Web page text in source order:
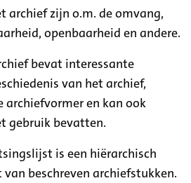
archief zijn o.m. de omvang,
openbaarheid en andere.
bevat interessante
van het archief,
archiefvormer en kan ook
gebruik bevatten.
is een hiërarchisch
beschreven archiefstukken.